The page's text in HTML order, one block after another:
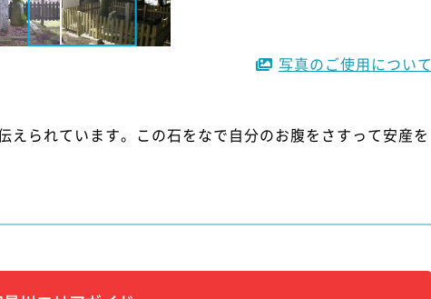
写真のご使用について
えられています。この石をなで自分のお腹をさすって安産を